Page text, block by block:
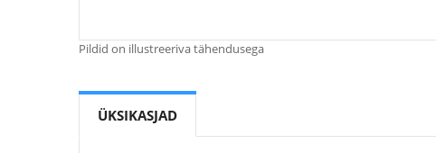
Pildid on illustreeriva tähendusega
the
beginning
ÜKSIKASJAD